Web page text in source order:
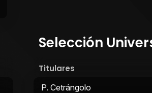
Selección
Titulares
P. Cetrángolo